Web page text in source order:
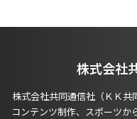
株式会社
株式会社共同通信社（ＫＫ共
コンテンツ制作、スポーツか